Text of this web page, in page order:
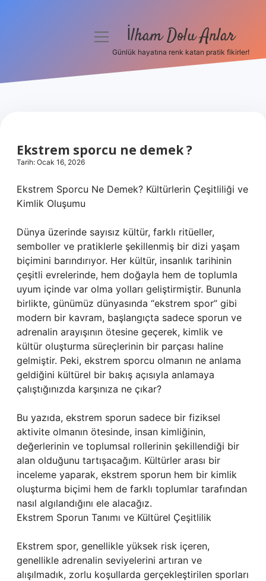
Hakkımızda
menüyü İlham Dolu Anlar
Günlük hayatına renk katan pratik fikirler!
Ekstrem sporcu ne demek ?
Tarih: Ocak 16, 2026
Ekstrem Sporcu Ne Demek? Kültürlerin Çeşitliliği ve
Kimlik Oluşumu
Dünya üzerinde sayısız kültür, farklı ritüeller,
semboller ve pratiklerle şekillenmiş bir dizi yaşam
biçimini barındırıyor. Her kültür, insanlık tarihinin
çeşitli evrelerinde, hem doğayla hem de toplumla
uyum içinde var olma yolları geliştirmiştir. Bununla
birlikte, günümüz dünyasında “ekstrem spor” gibi
modern bir kavram, başlangıçta sadece sporun ve
adrenalin arayışının ötesine geçerek, kimlik ve
kültür oluşturma süreçlerinin bir parçası haline
gelmiştir. Peki, ekstrem sporcu olmanın ne anlama
geldiğini kültürel bir bakış açısıyla anlamaya
çalıştığınızda karşınıza ne çıkar?
Bu yazıda, ekstrem sporun sadece bir fiziksel
aktivite olmanın ötesinde, insan kimliğinin,
değerlerinin ve toplumsal rollerinin şekillendiği bir
alan olduğunu tartışacağım. Kültürler arası bir
inceleme yaparak, ekstrem sporun hem bir kimlik
oluşturma biçimi hem de farklı toplumlar tarafından
nasıl algılandığını ele alacağız.
Ekstrem Sporun Tanımı ve Kültürel Çeşitlilik
Ekstrem spor, genellikle yüksek risk içeren,
genellikle adrenalin seviyelerini artıran ve
alışılmadık, zorlu koşullarda gerçekleştirilen sporları